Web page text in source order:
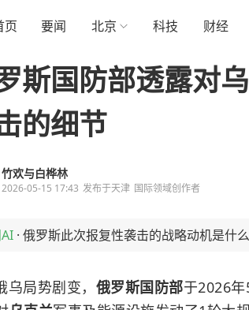
页 要闻 北京 科技 财经
斯国防部透露对
的细节
竹欢与白桦林
2026-05-15 17:43 发布于天津 国际领域创作者
· 俄罗斯此次报复性袭击的战略动机是什么
乌局势剧变， 俄罗斯国防部于2026